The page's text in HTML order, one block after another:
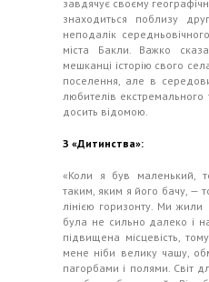
завдячує своєму
знаходиться поблизу
неподалік
міста Бакли. Важко
мешканці історію свого
поселення, але в
любителів
досить відомою.
З «Дитинства»:
«Коли я був маленький,
таким, яким я його бачу, —
лінією горизонту. Ми жили
була не сильно далеко і
підвищена місцевість,
мене ніби велику чашу,
пагорбами і полями. Світ